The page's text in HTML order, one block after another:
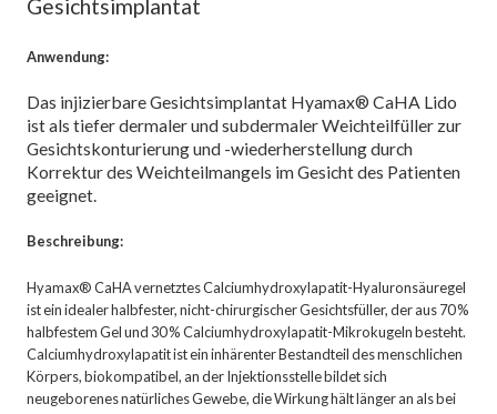
Gesichtsimplantat
Anwendung:
Das injizierbare Gesichtsimplantat Hyamax® CaHA Lido
ist als tiefer dermaler und subdermaler Weichteilfüller zur
Gesichtskonturierung und -wiederherstellung durch
Korrektur des Weichteilmangels im Gesicht des Patienten
geeignet.
Beschreibung:
Hyamax® CaHA vernetztes Calciumhydroxylapatit-Hyaluronsäuregel
ist ein idealer halbfester, nicht-chirurgischer Gesichtsfüller, der aus 70 %
halbfestem Gel und 30 % Calciumhydroxylapatit-Mikrokugeln besteht.
Calciumhydroxylapatit ist ein inhärenter Bestandteil des menschlichen
Körpers, biokompatibel, an der Injektionsstelle bildet sich
neugeborenes natürliches Gewebe, die Wirkung hält länger an als bei